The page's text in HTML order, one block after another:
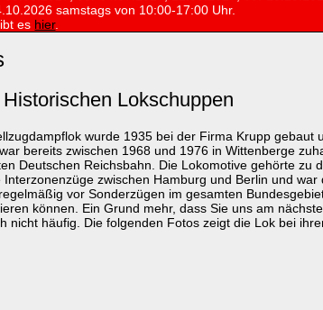
samstags von 10:00-17:00 Uhr.
es hier.
Lokschuppen
wurde 1935 bei der Firma Krupp gebaut
bereits zwischen 1968 und 1976 in Wittenberge
Deutschen Reichsbahn. Die Lokomotive gehörte zu
zwischen Hamburg und Berlin und war
vor Sonderzügen im gesamten
können. Ein Grund mehr, dass Sie uns am
häufig. Die folgenden Fotos zeigt die Lok bei